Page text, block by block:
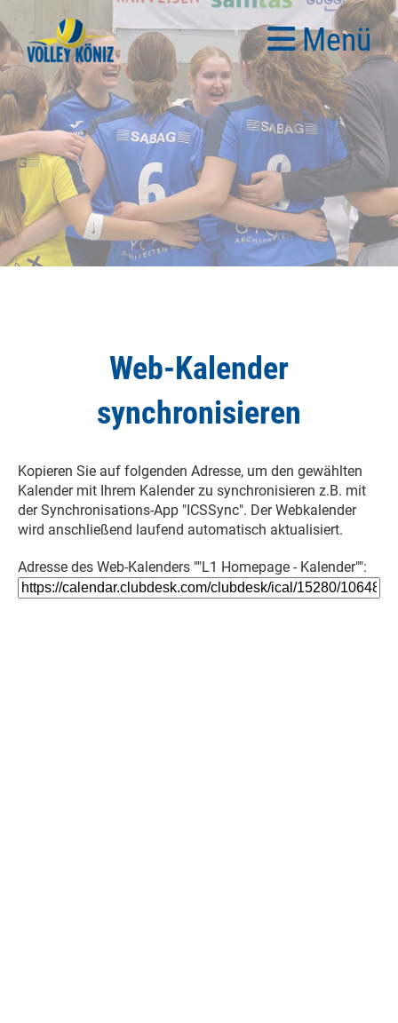
Menü
Web-Kalender
synchronisieren
Kopieren Sie auf folgenden Adresse, um den gewählten
Kalender mit Ihrem Kalender zu synchronisieren z.B. mit
der Synchronisations-App "ICSSync". Der Webkalender
wird anschließend laufend automatisch aktualisiert.
Adresse des Web-Kalenders ""L1 Homepage - Kalender"":